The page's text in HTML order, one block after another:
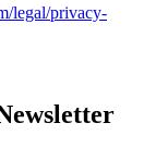
legal/privacy-